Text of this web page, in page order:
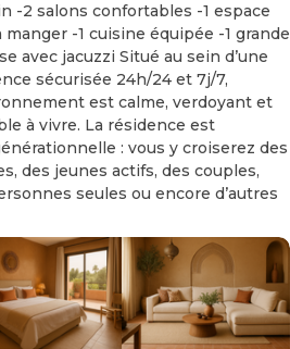
-2 salons confortables -1 espace
manger -1 cuisine équipée -1 grande
avec jacuzzi Situé au sein d’une
sécurisée 24h/24 et 7j/7,
est calme, verdoyant et
à vivre. La résidence est
: vous y croiserez des
des jeunes actifs, des couples,
seules ou encore d’autres
of 11